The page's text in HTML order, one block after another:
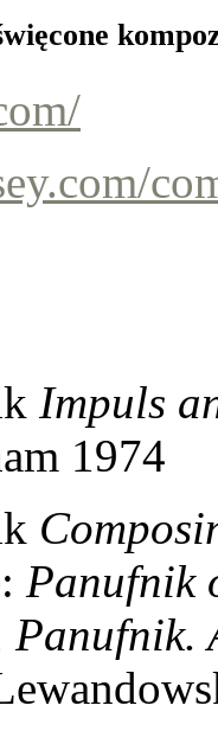
Impuls
1974
Panufnik
Panufnik.